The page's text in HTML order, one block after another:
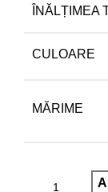
ÎNĂLȚIMEA
CULOARE
MĂRIME